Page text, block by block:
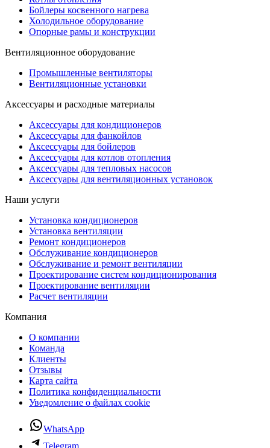
Бойлеры косвенного нагрева
Холодильное оборудование
Опорные рамы и конструкции
Вентиляционное оборудование
Промышленные вентиляторы
Вентиляционные установки
Аксессуары и расходные материалы
Аксессуары для кондиционеров
Аксессуары для фанкойлов
Аксессуары для бойлеров
Аксессуары для котлов отопления
Аксессуары для тепловых насосов
Аксессуары для вентиляционных установок
Наши услуги
Установка кондиционеров
Установка вентиляции
Ремонт кондиционеров
Обслуживание кондиционеров
Обслуживание и ремонт вентиляции
Проектирование систем кондиционирования
Проектирование вентиляции
Расчет вентиляции
Компания
О компании
Команда
Клиенты
Отзывы
Карта сайта
Политика конфиденциальности
Уведомление о файлах cookie
WhatsApp
Telegram